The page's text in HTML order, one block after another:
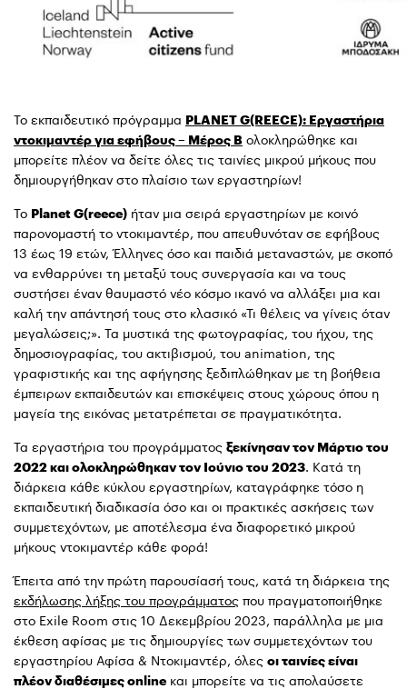
Το εκπαιδευτικό πρόγραμμα PLANET G(REECE): Εργαστήρια
ντοκιμαντέρ για εφήβους – Μέρος Β ολοκληρώθηκε και
μπορείτε πλέον να δείτε όλες τις ταινίες μικρού μήκους που
δημιουργήθηκαν στο πλαίσιο των εργαστηρίων!
Το Planet G(reece) ήταν μια σειρά εργαστηρίων με κοινό
παρονομαστή το ντοκιμαντέρ, που απευθυνόταν σε εφήβους
13 έως 19 ετών, Έλληνες όσο και παιδιά μεταναστών, με σκοπό
να ενθαρρύνει τη μεταξύ τους συνεργασία και να τους
συστήσει έναν θαυμαστό νέο κόσμο ικανό να αλλάξει μια και
καλή την απάντησή τους στο κλασικό «Τι θέλεις να γίνεις όταν
μεγαλώσεις;». Τα μυστικά της φωτογραφίας, του ήχου, της
δημοσιογραφίας, του ακτιβισμού, του animation, της
γραφιστικής και της αφήγησης ξεδιπλώθηκαν με τη βοήθεια
έμπειρων εκπαιδευτών και επισκέψεις στους χώρους όπου η
μαγεία της εικόνας μετατρέπεται σε πραγματικότητα.
Τα εργαστήρια του προγράμματος ξεκίνησαν τον Μάρτιο του
2022 και ολοκληρώθηκαν τον Ιούνιο του 2023. Κατά τη
διάρκεια κάθε κύκλου εργαστηρίων, καταγράφηκε τόσο η
εκπαιδευτική διαδικασία όσο και οι πρακτικές ασκήσεις των
συμμετεχόντων, με αποτέλεσμα ένα διαφορετικό μικρού
μήκους ντοκιμαντέρ κάθε φορά!
Έπειτα από την πρώτη παρουσίασή τους, κατά τη διάρκεια της
εκδήλωσης λήξης του προγράμματος που πραγματοποιήθηκε
στο Exile Room στις 10 Δεκεμβρίου 2023, παράλληλα με μια
έκθεση αφίσας με τις δημιουργίες των συμμετεχόντων του
εργαστηρίου Αφίσα & Ντοκιμαντέρ, όλες οι ταινίες είναι
πλέον διαθέσιμες online και μπορείτε να τις απολαύσετε